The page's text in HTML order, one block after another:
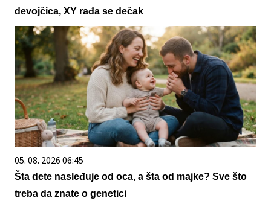
devojčica, XY rađa se dečak
05. 08. 2026 06:45
Šta dete nasleđuje od oca, a šta od majke? Sve što
treba da znate o genetici